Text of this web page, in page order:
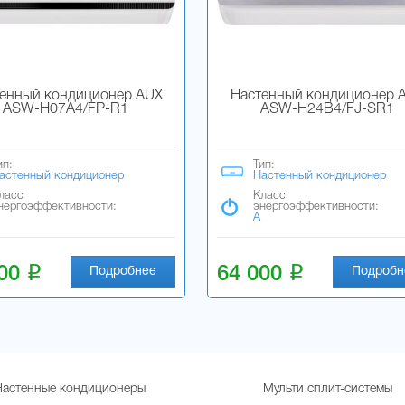
кондиционер AUX
ASW-H07A4/FP-R1
кондиционер
i Подробнее
Настенный кондиционер
ASW-H24B4/FJ-SR1
Тип:
Настенный кондиционер
Класс
энергоэффективности:
A
64 000 i
кондиционеры Мульти сплит-системы